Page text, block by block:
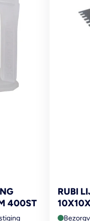
400ST
RUBI